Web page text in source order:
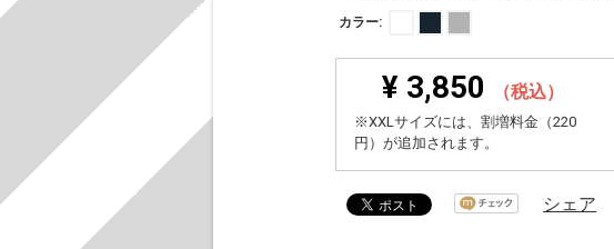
カラー:
¥ 3,850 （税込）
※XXLサイズには、割増料金（220
円）が追加されます。
シェア